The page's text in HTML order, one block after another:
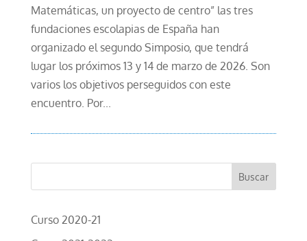
Matemáticas, un proyecto de centro” las tres
fundaciones escolapias de España han
organizado el segundo Simposio, que tendrá
lugar los próximos 13 y 14 de marzo de 2026. Son
varios los objetivos perseguidos con este
encuentro. Por...
Curso 2020-21